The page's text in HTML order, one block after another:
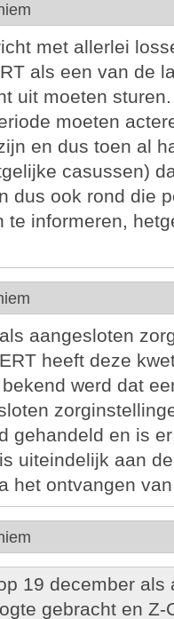
met allerlei
als een van de
uit moeten
moeten
en dus toen al
casussen)
dus ook rond die
te informeren,
aangesloten
heeft deze
werd dat
gehandeld en is
uiteindelijk aan
het ontvangen
19 december
gebracht en Z-